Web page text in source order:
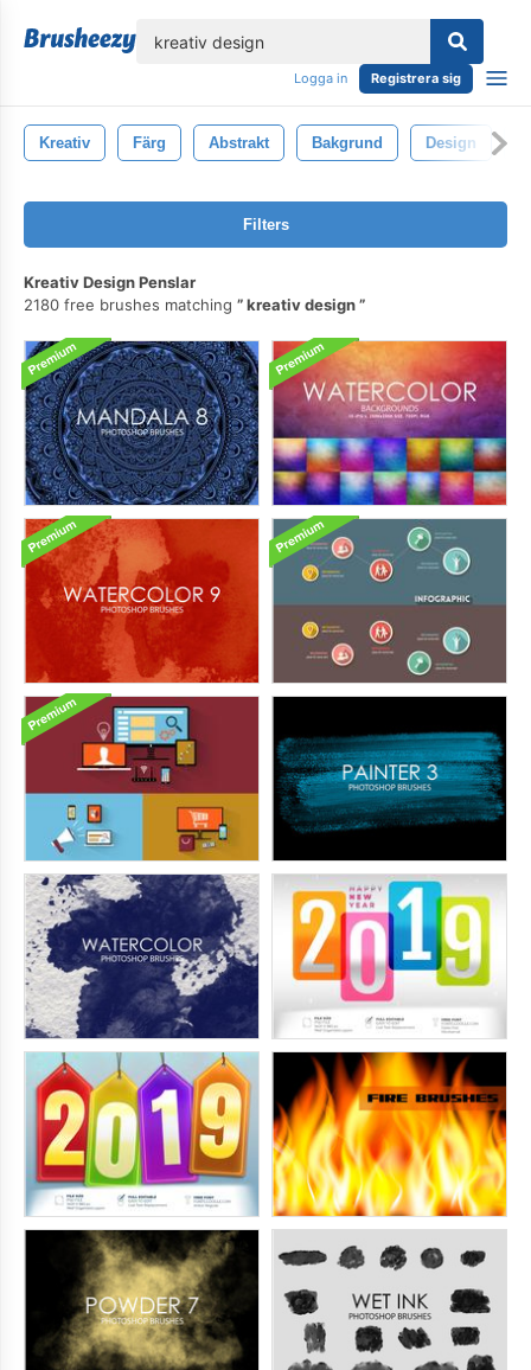
Logga in Registrera sig
Kreativ Färg Abstrakt Bakgrund Design
Filters
Kreativ Design Penslar
2180 free brushes matching
kreativ design